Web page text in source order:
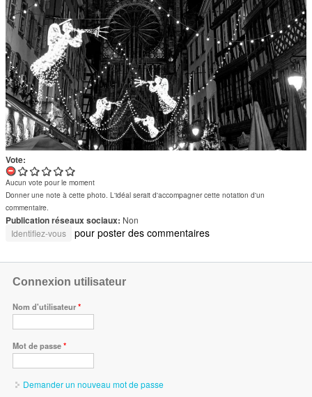
Vote:
Aucun vote pour le moment
Donner une note à cette photo. L'idéal serait d'accompagner cette notation d'un
commentaire.
Publication réseaux sociaux: Non
Identifiez-vous
pour poster des commentaires
Connexion utilisateur
Nom d'utilisateur*
Mot de passe*
Demander un nouveau mot de passe